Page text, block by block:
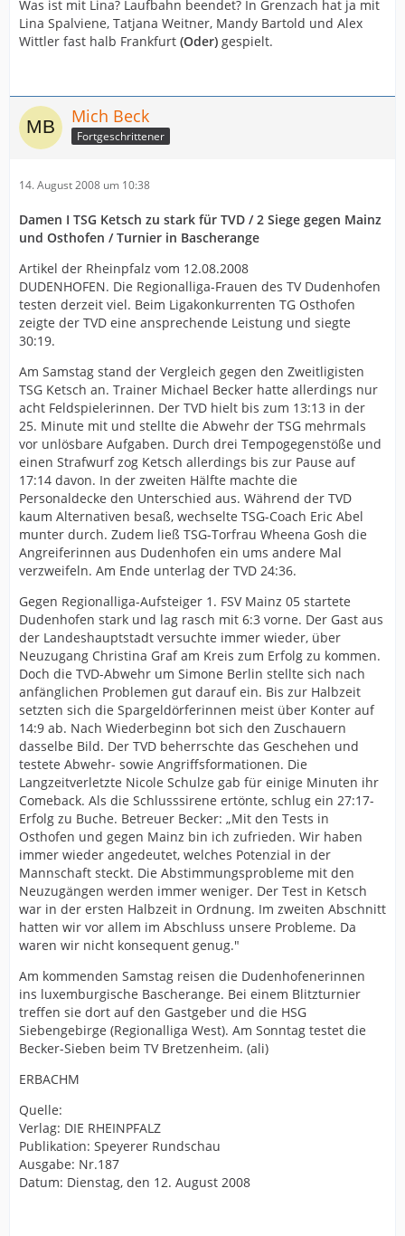
noch Marja Grdic, Marion Maric, Betty Gabbert und die
Ungarin Annett Belsö. Hinzu kommt die Schweizer
Torhüterin Simone Allemann, die wie Belsö erst
Laurito und Lina Spalviene.
Immerhin hat sich auf dem Torhüterinnen-Posten etwas
19-jährige Ann-Christin Ponick, die zuletzt mit der
Bundesliga-Reserve des THC Erfurt/Bad Langensalza
Platz drei in der Regionalliga West belegte und
thüringischer Pokalsieger wurde. 2005/06 gehörte sie
zum Kader der deutschen Juniorinnen-Nationalauswahl.
Zweite neue Torfrau ist Camille Mark. Die 17-jährige
Französin, deren Vater einst lange Zeit selbst Torwart in
der Nationalliga war, ist Mitglied des Junioren-
Nationalteams ihres Lands. Sie kommt vom elsässischen
HBC Kingersheim, mit dem sie zuletzt Oberliga-Meister
wurde. Unklar ist die Lage bei Mandy Bartold.
Damit scheinen sich die personellen Dinge jedoch noch
nicht zu erschöpfen. So wird auf der Internetseite des
Vereins die Rückraum- und Flügelspielerin Claudia
Martello als Neuzugang präsentiert. Die
Produktmanagerin aus Südtirol spielte zuletzt beim SV
Allensbach.
[URL=http://www.suedkurier.de/sport/regional…
t3111,3356025,1
]quelle[/URL]
Was ist mit Lina? Laufbahn beendet? In Grenzach hat ja mit
Lina Spalviene, Tatjana Weitner, Mandy Bartold und Alex
Wittler fast halb Frankfurt (Oder) gespielt.
Mich Beck
Fortgeschrittener
14. August 2008 um 10:38
Damen I TSG Ketsch zu stark für TVD / 2 Siege gegen Mainz
und Osthofen / Turnier in Bascherange
Artikel der Rheinpfalz vom 12.08.2008
DUDENHOFEN. Die Regionalliga-Frauen des TV Dudenhofen
testen derzeit viel. Beim Ligakonkurrenten TG Osthofen
zeigte der TVD eine ansprechende Leistung und siegte
30:19.
Am Samstag stand der Vergleich gegen den Zweitligisten
TSG Ketsch an. Trainer Michael Becker hatte allerdings nur
acht Feldspielerinnen. Der TVD hielt bis zum 13:13 in der
25. Minute mit und stellte die Abwehr der TSG mehrmals
vor unlösbare Aufgaben. Durch drei Tempogegenstöße und
einen Strafwurf zog Ketsch allerdings bis zur Pause auf
17:14 davon. In der zweiten Hälfte machte die
Personaldecke den Unterschied aus. Während der TVD
kaum Alternativen besaß, wechselte TSG-Coach Eric Abel
munter durch. Zudem ließ TSG-Torfrau Wheena Gosh die
Angreiferinnen aus Dudenhofen ein ums andere Mal
verzweifeln. Am Ende unterlag der TVD 24:36.
Gegen Regionalliga-Aufsteiger 1. FSV Mainz 05 startete
Dudenhofen stark und lag rasch mit 6:3 vorne. Der Gast aus
der Landeshauptstadt versuchte immer wieder, über
Neuzugang Christina Graf am Kreis zum Erfolg zu kommen.
Doch die TVD-Abwehr um Simone Berlin stellte sich nach
anfänglichen Problemen gut darauf ein. Bis zur Halbzeit
setzten sich die Spargeldörferinnen meist über Konter auf
14:9 ab. Nach Wiederbeginn bot sich den Zuschauern
dasselbe Bild. Der TVD beherrschte das Geschehen und
testete Abwehr- sowie Angriffsformationen. Die
Langzeitverletzte Nicole Schulze gab für einige Minuten ihr
Comeback. Als die Schlusssirene ertönte, schlug ein 27:17-
Erfolg zu Buche. Betreuer Becker: „Mit den Tests in
Osthofen und gegen Mainz bin ich zufrieden. Wir haben
immer wieder angedeutet, welches Potenzial in der
Mannschaft steckt. Die Abstimmungsprobleme mit den
Neuzugängen werden immer weniger. Der Test in Ketsch
war in der ersten Halbzeit in Ordnung. Im zweiten Abschnitt
hatten wir vor allem im Abschluss unsere Probleme. Da
waren wir nicht konsequent genug."
Am kommenden Samstag reisen die Dudenhofenerinnen
ins luxemburgische Bascherange. Bei einem Blitzturnier
treffen sie dort auf den Gastgeber und die HSG
Siebengebirge (Regionalliga West). Am Sonntag testet die
Becker-Sieben beim TV Bretzenheim. (ali)
ERBACHM
Quelle:
Verlag: DIE RHEINPFALZ
Publikation: Speyerer Rundschau
Ausgabe: Nr.187
Datum: Dienstag, den 12. August 2008